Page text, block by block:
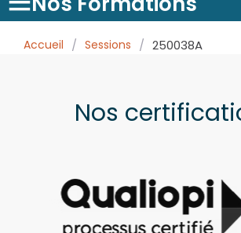
Accueil / Sessions / 250038A
Nos